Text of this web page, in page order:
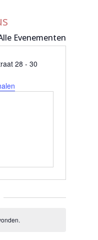
Evenementen
28 - 30